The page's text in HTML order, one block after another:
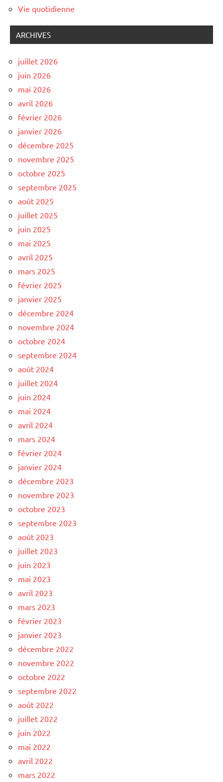
Vie quotidienne
ARCHIVES
juillet 2026
juin 2026
mai 2026
avril 2026
février 2026
janvier 2026
décembre 2025
novembre 2025
octobre 2025
septembre 2025
août 2025
juillet 2025
juin 2025
mai 2025
avril 2025
mars 2025
février 2025
janvier 2025
décembre 2024
novembre 2024
octobre 2024
septembre 2024
août 2024
juillet 2024
juin 2024
mai 2024
avril 2024
mars 2024
février 2024
janvier 2024
décembre 2023
novembre 2023
octobre 2023
septembre 2023
août 2023
juillet 2023
juin 2023
mai 2023
avril 2023
mars 2023
février 2023
janvier 2023
décembre 2022
novembre 2022
octobre 2022
septembre 2022
août 2022
juillet 2022
juin 2022
mai 2022
avril 2022
mars 2022